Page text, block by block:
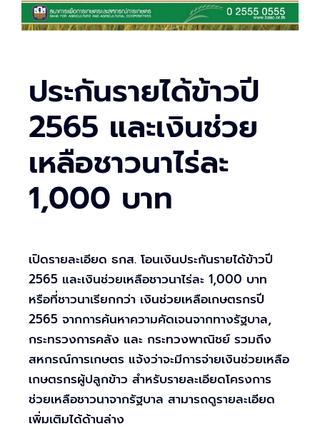
ประกันรายได้ข้าวปี
2565 และเงินช่วย
เหลือชาวนาไร่ละ
1,000 บาท
เปิดรายละเอียด ธกส. โอนเงินประกันรายได้ข้าวปี
2565 และเงินช่วยเหลือชาวนาไร่ละ 1,000 บาท
หรือที่ชาวนาเรียกกว่า เงินช่วยเหลือเกษตรกรปี
2565 จากการค้นหาความคัดเจนจากทางรัฐบาล,
กระทรวงการคลัง และ กระทวงพาณิชย์ รวมถึง
สหกรณ์การเกษตร แจ้งว่าจะมีการจ่ายเงินช่วยเหลือ
เกษตรกรผู้ปลูกข้าว สำหรับรายละเอียดโครงการ
ช่วยเหลือชาวนาจากรัฐบาล สามารถดูรายละเอียด
เพิ่มเติมได้ด้านล่าง